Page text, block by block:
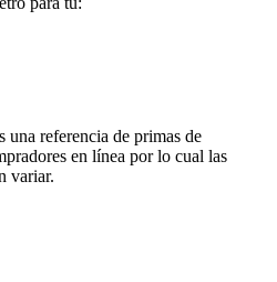
una referencia de primas de
en línea por lo cual las
variar.